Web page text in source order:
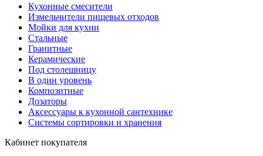
Кухонные смесители
Измельчители пищевых отходов
Мойки для кухни
Стальные
Гранитные
Керамические
Под столешницу
В один уровень
Композитные
Дозаторы
Аксессуары к кухонной сантехнике
Системы сортировки и хранения
Кабинет покупателя